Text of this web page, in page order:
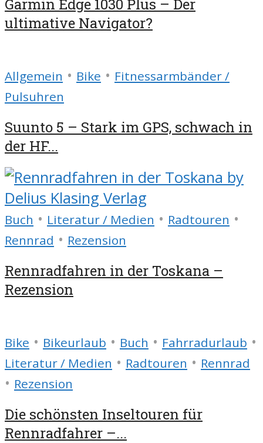
Garmin Edge 1030 Plus – Der
ultimative Navigator?
Allgemein • Bike • Fitnessarmbänder /
Pulsuhren
Suunto 5 – Stark im GPS, schwach in
der HF...
Buch • Literatur / Medien • Radtouren •
Rennrad • Rezension
Rennradfahren in der Toskana –
Rezension
Bike • Bikeurlaub • Buch • Fahrradurlaub •
Literatur / Medien • Radtouren • Rennrad
• Rezension
Die schönsten Inseltouren für
Rennradfahrer –...